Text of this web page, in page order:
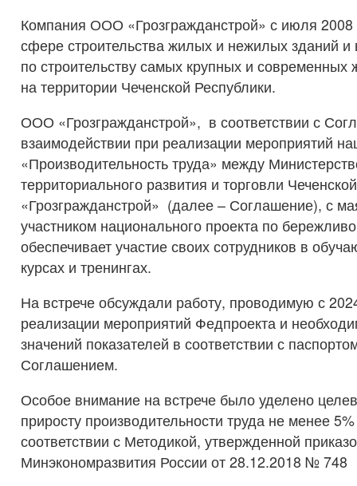
Компания ООО «Грозгражданстрой» с июля 2008
сфере строительства жилых и нежилых зданий
по строительству самых крупных и современных
на территории Чеченской Республики.
ООО «Грозгражданстрой», в соответствии с
взаимодействии при реализации мероприятий
«Производительность труда» между
территориального развития и торговли
«Грозгражданстрой» (далее – Соглашение), с
участником национального проекта по
обеспечивает участие своих сотрудников в
курсах и тренингах.
На встрече обсуждали работу, проводимую с
реализации мероприятий Федпроекта и
значений показателей в соответствии с
Соглашением.
Особое внимание на встрече было уделено
приросту производительности труда не менее
соответствии с Методикой, утвержденной
Минэкономразвития России от 28.12.2018 № 748